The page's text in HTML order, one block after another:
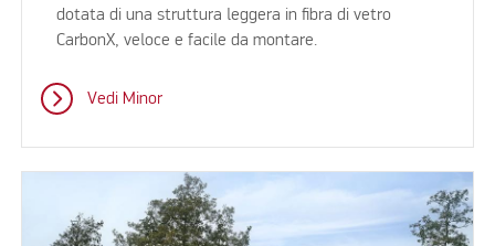
dotata di una struttura leggera in fibra di vetro
CarbonX, veloce e facile da montare.
Vedi Minor